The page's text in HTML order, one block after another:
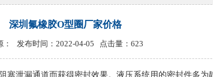
深圳氟橡胶O型圈厂家价格
： 发布时间：2022-04-05 点击量：623
塞泄漏通道而获得密封效果。液压系统用的密封件多为